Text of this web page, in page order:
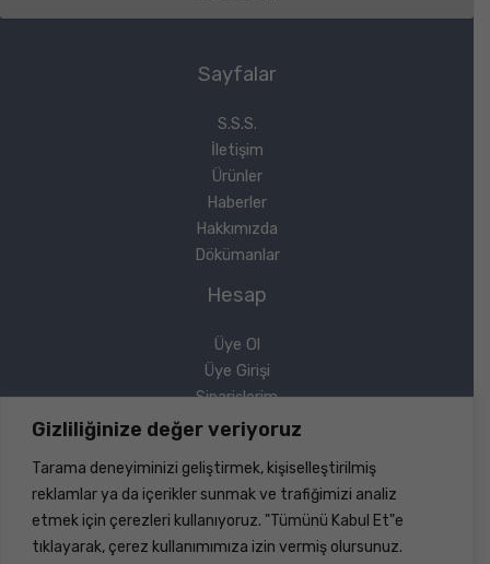
Gizliliğinize değer veriyoruz
Tarama deneyiminizi geliştirmek, kişiselleştirilmiş
reklamlar ya da içerikler sunmak ve trafiğimizi analiz
etmek için çerezleri kullanıyoruz. "Tümünü Kabul Et"e
tıklayarak, çerez kullanımımıza izin vermiş olursunuz.
Sayfalar
S.S.S.
İletişim
Ürünler
Haberler
Hakkımızda
Dökümanlar
Hesap
Üye Ol
Üye Girişi
Siparişlerim
Sipariş Takip
Yasal
Gizlilik Politikası